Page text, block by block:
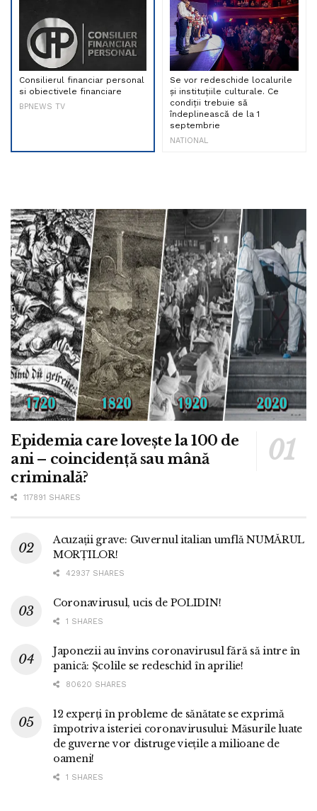
Consilierul financiar personal
si obiectivele financiare
BPNEWS TV
Se vor redeschide localurile
și instituțiile culturale. Ce
condiții trebuie să
îndeplinească de la 1
septembrie
NATIONAL
Epidemia care lovește la 100 de
ani – coincidență sau mână
criminală?
117891 SHARES
Acuzații grave: Guvernul italian umflă NUMĂRUL
MORȚILOR!
42937 SHARES
Coronavirusul, ucis de POLIDIN!
1 SHARES
Japonezii au învins coronavirusul fără să intre în
panică: Școlile se redeschid în aprilie!
80620 SHARES
12 experți în probleme de sănătate se exprimă
împotriva isteriei coronavirusului: Măsurile luate
de guverne vor distruge viețile a milioane de
oameni!
1 SHARES